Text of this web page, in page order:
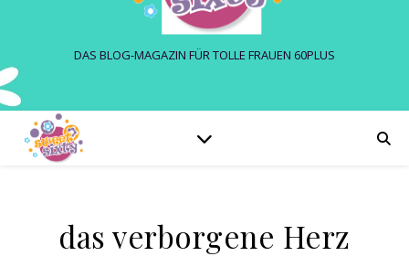
DAS BLOG-MAGAZIN FÜR TOLLE FRAUEN 60PLUS
das verborgene Herz